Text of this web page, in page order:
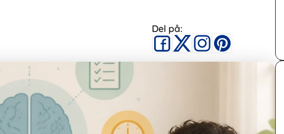
Del på: